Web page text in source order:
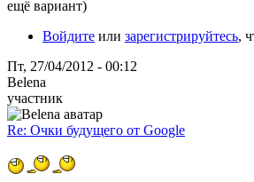
ещё вариант)
Войдите или зарегистрируйтесь,
Пт, 27/04/2012 - 00:12
Belena
участник
Re: Очки будущего от Google